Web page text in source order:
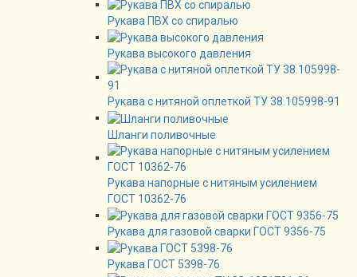
Рукава ПВХ со спиралью
Рукава высокого давления
Рукава с нитяной оплеткой ТУ 38.105998-91
Шланги поливочные
Рукава напорные с нитяным усилением
ГОСТ 10362-76
Рукава для газовой сварки ГОСТ 9356-75
Рукава ГОСТ 5398-76